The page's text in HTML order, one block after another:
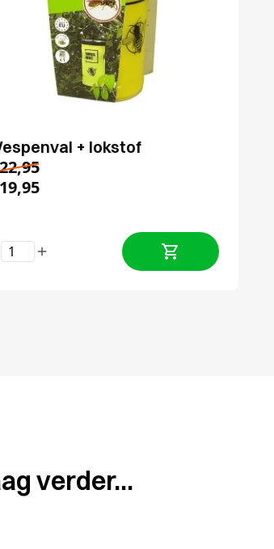
+ lokstof
19,95
verder...